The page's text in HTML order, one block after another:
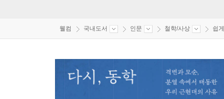
웰컴 국내도서 인문 철학/사상 쉽